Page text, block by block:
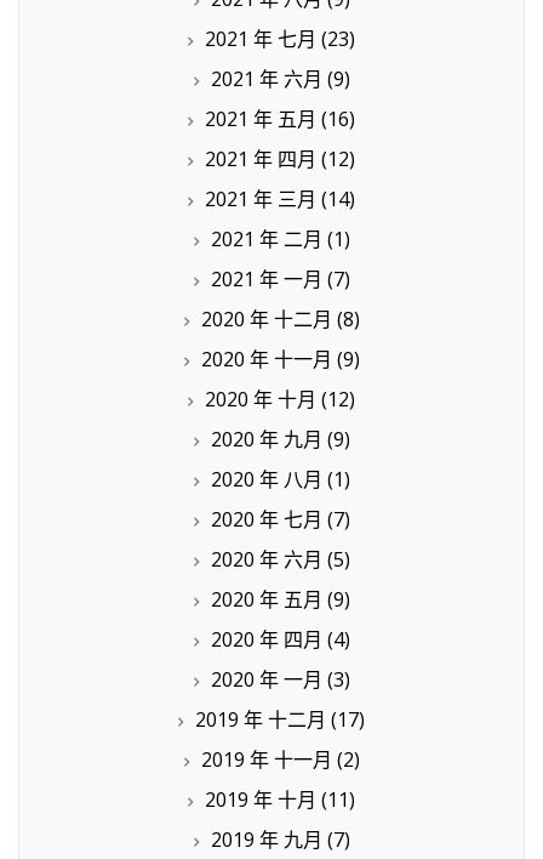
2021 年 七月 (23)
2021 年 六月 (9)
2021 年 五月 (16)
2021 年 四月 (12)
2021 年 三月 (14)
2021 年 二月 (1)
2021 年 一月 (7)
2020 年 十二月 (8)
2020 年 十一月 (9)
2020 年 十月 (12)
2020 年 九月 (9)
2020 年 八月 (1)
2020 年 七月 (7)
2020 年 六月 (5)
2020 年 五月 (9)
2020 年 四月 (4)
2020 年 一月 (3)
2019 年 十二月 (17)
2019 年 十一月 (2)
2019 年 十月 (11)
2019 年 九月 (7)